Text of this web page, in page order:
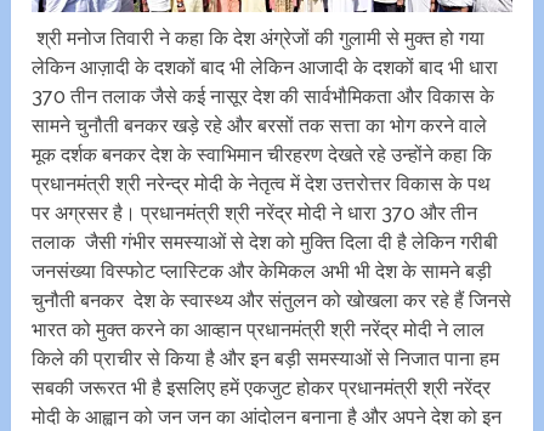
श्री मनोज तिवारी ने कहा कि देश अंग्रेजों की गुलामी से मुक्त हो गया
लेकिन आज़ादी के दशकों बाद भी लेकिन आजादी के दशकों बाद भी धारा
370 तीन तलाक जैसे कई नासूर देश की सार्वभौमिकता और विकास के
सामने चुनौती बनकर खड़े रहे और बरसों तक सत्ता का भोग करने वाले
मूक दर्शक बनकर देश के स्वाभिमान चीरहरण देखते रहे उन्होंने कहा कि
प्रधानमंत्री श्री नरेन्द्र मोदी के नेतृत्व में देश उत्तरोत्तर विकास के पथ
पर अग्रसर है। प्रधानमंत्री श्री नरेंद्र मोदी ने धारा 370 और तीन
तलाक जैसी गंभीर समस्याओं से देश को मुक्ति दिला दी है लेकिन गरीबी
जनसंख्या विस्फोट प्लास्टिक और केमिकल अभी भी देश के सामने बड़ी
चुनौती बनकर देश के स्वास्थ्य और संतुलन को खोखला कर रहे हैं जिनसे
भारत को मुक्त करने का आव्हान प्रधानमंत्री श्री नरेंद्र मोदी ने लाल
किले की प्राचीर से किया है और इन बड़ी समस्याओं से निजात पाना हम
सबकी जरूरत भी है इसलिए हमें एकजुट होकर प्रधानमंत्री श्री नरेंद्र
मोदी के आह्वान को जन जन का आंदोलन बनाना है और अपने देश को इन